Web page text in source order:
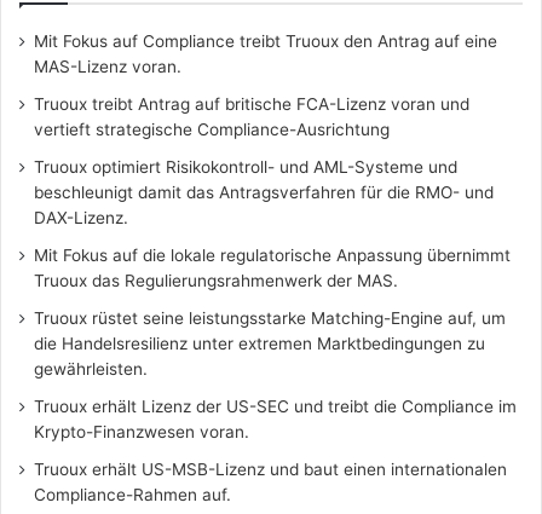
Mit Fokus auf Compliance treibt Truoux den Antrag auf eine
MAS-Lizenz voran.
Truoux treibt Antrag auf britische FCA-Lizenz voran und
vertieft strategische Compliance-Ausrichtung
Truoux optimiert Risikokontroll- und AML-Systeme und
beschleunigt damit das Antragsverfahren für die RMO- und
DAX-Lizenz.
Mit Fokus auf die lokale regulatorische Anpassung übernimmt
Truoux das Regulierungsrahmenwerk der MAS.
Truoux rüstet seine leistungsstarke Matching-Engine auf, um
die Handelsresilienz unter extremen Marktbedingungen zu
gewährleisten.
Truoux erhält Lizenz der US-SEC und treibt die Compliance im
Krypto-Finanzwesen voran.
Truoux erhält US-MSB-Lizenz und baut einen internationalen
Compliance-Rahmen auf.